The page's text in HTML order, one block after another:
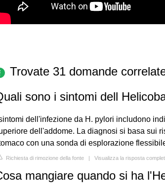
Trovate 31 domande
sono i sintomi dell
sintomi dell'infezione da H. pylori includono
dell'addome. La diagnosi si basa sui
con una sonda di esplorazione
Richiesta di rimozione della fonte | Visualizza la risposta
mangiare quando si ha